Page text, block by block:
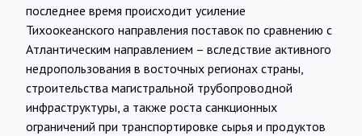
последнее время происходит усиление
Тихоокеанского направления поставок по сравнению с
Атлантическим направлением – вследствие активного
недропользования в восточных регионах страны,
строительства магистральной трубопроводной
инфраструктуры, а также роста санкционных
ограничений при транспортировке сырья и продуктов